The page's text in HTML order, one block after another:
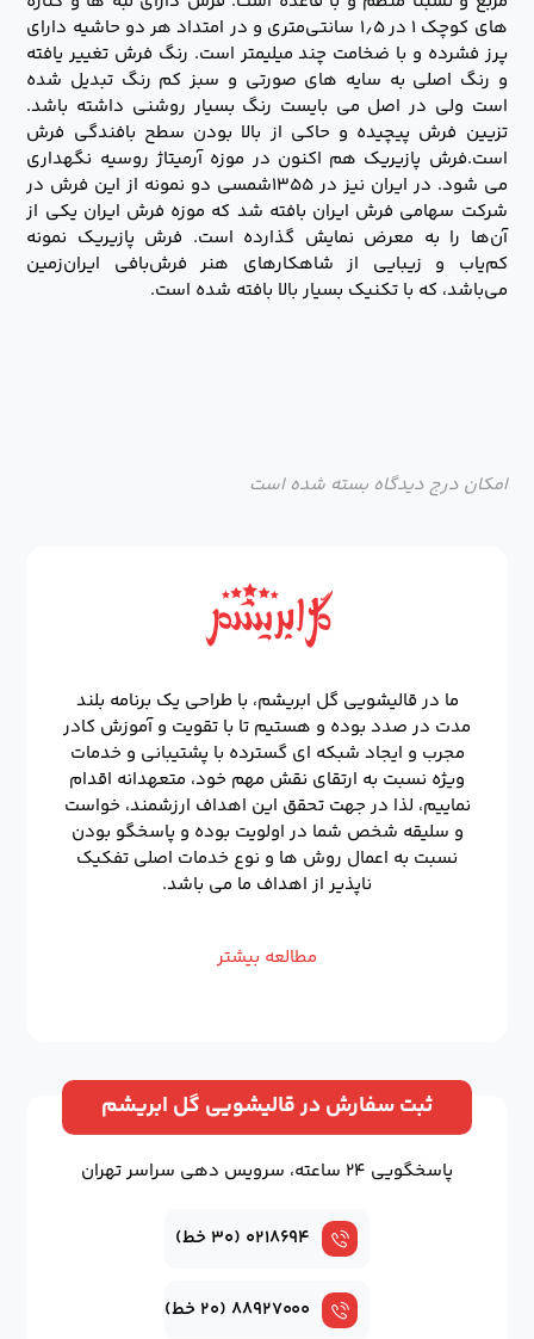
های کوچک ۱ در ۱٫۵ سانتی‌متری و در امتداد هر دو حاشیه دارای
پرز فشرده و با ضخامت چند میلیمتر است. رنگ فرش تغییر یافته
و رنگ اصلی به سایه های صورتی و سبز کم رنگ تبدیل شده
است ولی در اصل می بایست رنگ بسیار روشنی داشته باشد.
تزیین فرش پیچیده و حاکی از بالا بودن سطح بافندگی فرش
است.فرش پازیریک هم اکنون در موزه آرمیتاژ روسیه نگهداری
می شود. در ایران نیز در ۱۳۵۵شمسی دو نمونه از این فرش در
شرکت سهامی فرش ایران بافته شد که موزه فرش ایران یکی از
آن‌ها را به معرض نمایش گذارده است. فرش پازیریک نمونه
کم‌یاب و زیبایی از شاهکارهای هنر فرش‌بافی ایران‌زمین
می‌باشد، که با تکنیک بسیار بالا بافته شده است.
امکان درج دیدگاه بسته شده است
ما در قالیشویی گل ابریشم، با طراحی یک برنامه بلند
مدت در صدد بوده و هستیم تا با تقویت و آموزش کادر
مجرب و ایجاد شبکه ای گسترده با پشتیبانی و خدمات
ویژه نسبت به ارتقای نقش مهم خود، متعهدانه اقدام
نماییم، لذا در جهت تحقق این اهداف ارزشمند، خواست
و سلیقه شخص شما در اولویت بوده و پاسخگو بودن
نسبت به اعمال روش ها و نوع خدمات اصلی تفکیک
ناپذیر از اهداف ما می باشد.
مطالعه بیشتر
ثبت سفارش در قالیشویی گل ابریشم
پاسخگویی ۲۴ ساعته، سرویس دهی سراسر تهران
۰۲۱۸۶۹۴ (۳۰ خط)
۸۸۹۲۷۰۰۰ (۲۰ خط)